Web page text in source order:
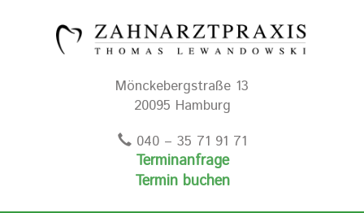
Mönckebergstraße 13
20095 Hamburg
040 – 35 71 91 71
Terminanfrage
Termin buchen